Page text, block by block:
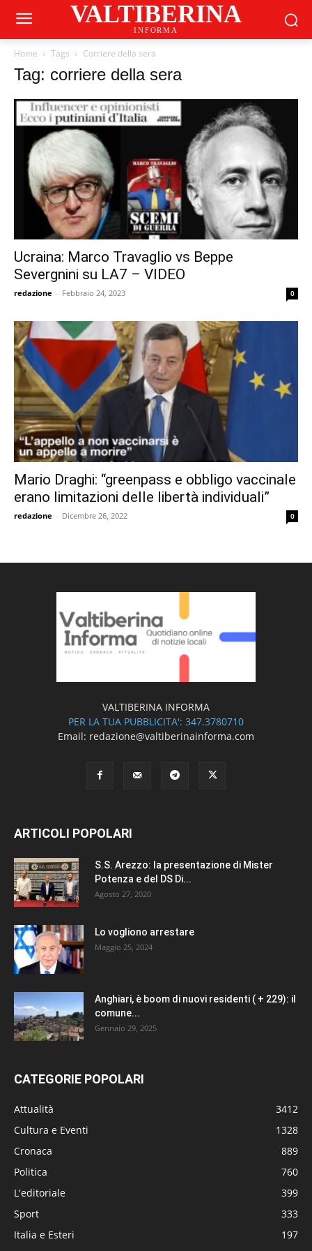
VALTIBERINA
INFORMA
Home Tags Corriere della sera
Tag: corriere della sera
Ucraina: Marco Travaglio vs Beppe
Severgnini su LA7 – VIDEO
redazione - Febbraio 24, 2023 0
Mario Draghi: “greenpass e obbligo vaccinale
erano limitazioni delle libertà individuali”
redazione - Dicembre 26, 2022 0
VALTIBERINA INFORMA
PER LA TUA PUBBLICITA': 347.3780710
Email: redazione@valtiberinainforma.com
ARTICOLI POPOLARI
S.S. Arezzo: la presentazione di Mister
Potenza e del DS Di...
Agosto 27, 2020
Lo vogliono arrestare
Maggio 25, 2024
Anghiari, è boom di nuovi residenti ( + 229): il
comune...
Gennaio 29, 2025
CATEGORIE POPOLARI
Attualità
3412
Cultura e Eventi
1328
Cronaca
889
Politica
760
L'editoriale
399
Sport
333
Italia e Esteri
197